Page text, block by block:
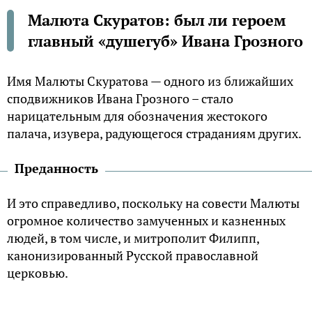
Малюта Скуратов: был ли героем
главный «душегуб» Ивана Грозного
Имя Малюты Скуратова — одного из ближайших
сподвижников Ивана Грозного – стало
нарицательным для обозначения жестокого
палача, изувера, радующегося страданиям других.
Преданность
И это справедливо, поскольку на совести Малюты
огромное количество замученных и казненных
людей, в том числе, и митрополит Филипп,
канонизированный Русской православной
церковью.